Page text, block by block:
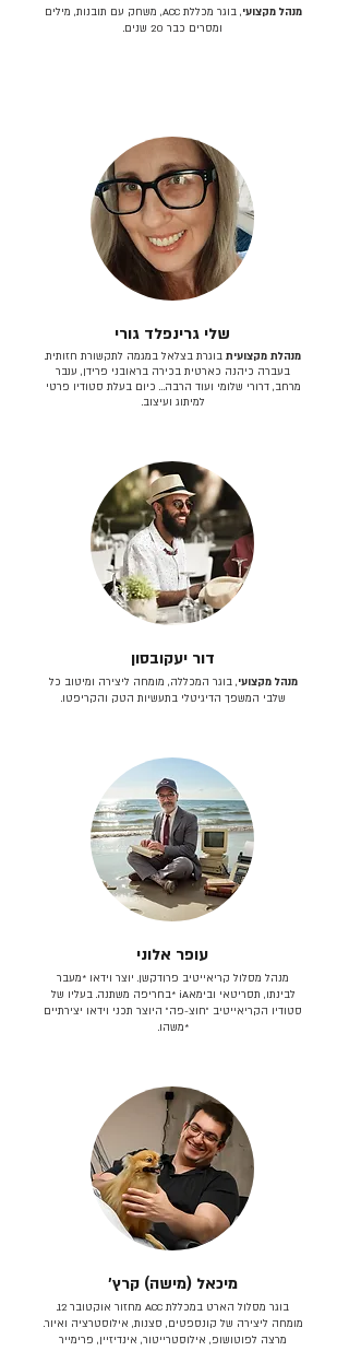
מנהל מקצועי
, בוגר מכללת ACC, משחק עם תובנות, מילים
ומסרים כבר 20 שנים.
שלי גרינפלד גורי
מנהלת מקצועית בוגרת בצלאל במגמה לתקשורת חזותית.
בעברה כיהנה כארטית בכירה בראובני פרידן, ענבר
מרחב, דרורי שלומי ועוד הרבה… כיום בעלת סטודיו פרטי
למיתוג ועיצוב.
דור יעקובסון
מנהל מקצועי, בוגר המכללה, מומחה ליצירה ומיטוב כל
שלבי המשפך הדיגיטלי בתעשיות הטק והקריפטו.
עופר אלוני
מנהל מסלול קריאייטיב פרודקשן. יוצר וידאו *מעבר
לבינתו, תסריטאי וב​ימאiA‎ *בחריפה משתנה. בעליו של
סטודיו הקריאייטיב ״חוצ-פה״ היוצר תכני וידאו יצירתיים
*משהו.
מיכאל (מישה) קרץ׳
בוגר מסלול הארט במכללת ACC מחזור אוקטובר 12.
מומחה ליצירה של קונספטים, סצנות, אילוסטרציה ואיור.
מרצה לפוטושופ, אילוסטרייטור, אינדיזיין, פרימייר